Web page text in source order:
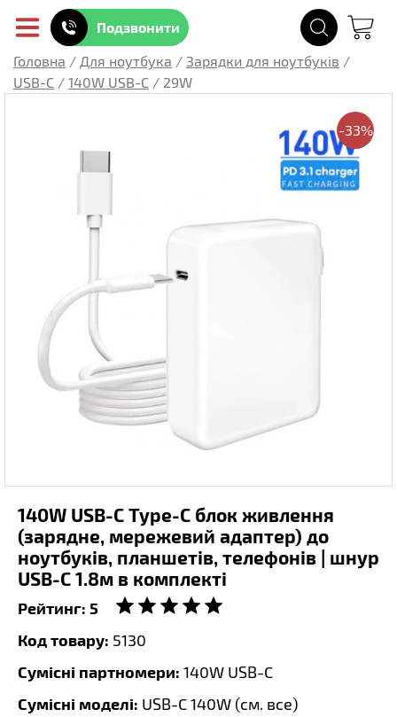
Подзвонити
Головна / Для ноутбука / Зарядки для ноутбуків /
USB-C / 140W USB-C / 29W
-33%
140W USB-C Type-C блок живлення
(зарядне, мережевий адаптер) до
ноутбуків, планшетів, телефонів | шнур
USB-C 1.8м в комплекті
Рейтинг: 5
Код товару: 5130
Сумісні партномери: 140W USB-C
Сумісні моделі: USB-C 140W (см. все)